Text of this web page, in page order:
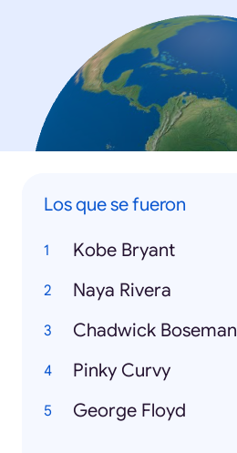
Los que se fueron
Kobe Bryant
Naya Rivera
Chadwick Boseman
Pinky Curvy
George Floyd